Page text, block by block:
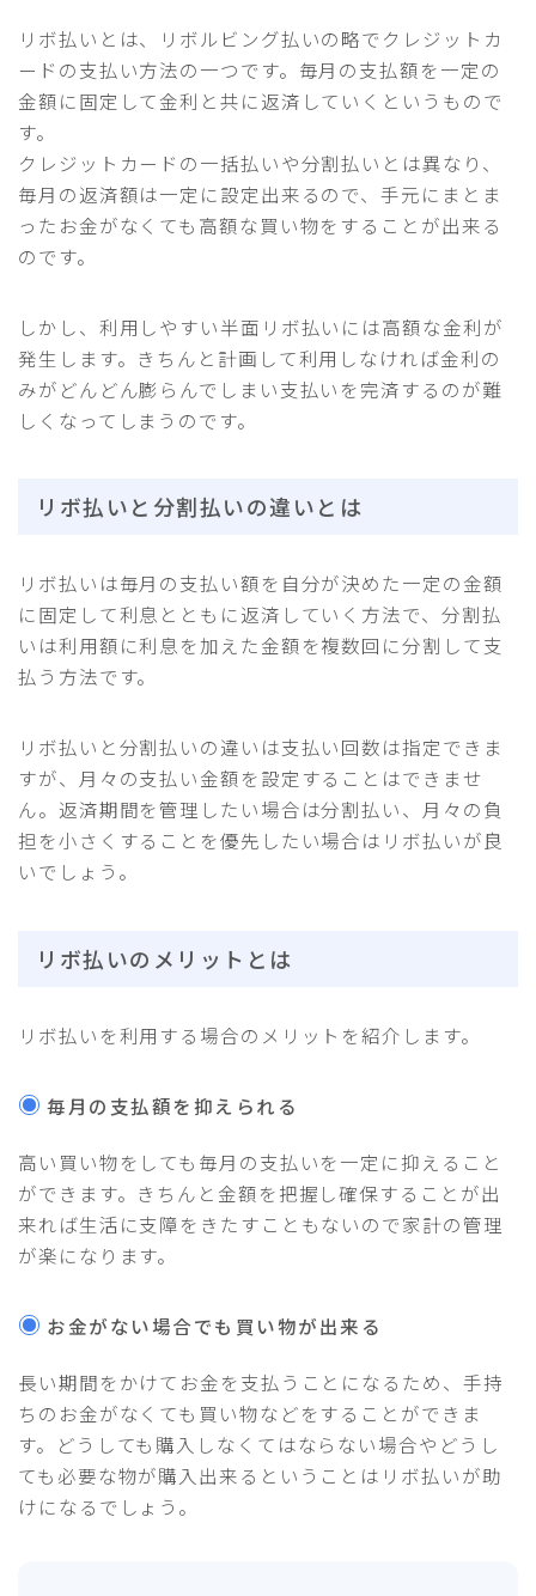
リボ払いとは、リボルビング払いの略でクレジットカ
ードの支払い方法の一つです。毎月の支払額を一定の
金額に固定して金利と共に返済していくというもので
す。
クレジットカードの一括払いや分割払いとは異なり、
毎月の返済額は一定に設定出来るので、手元にまとま
ったお金がなくても高額な買い物をすることが出来る
のです。
しかし、利用しやすい半面リボ払いには高額な金利が
発生します。きちんと計画して利用しなければ金利の
みがどんどん膨らんでしまい支払いを完済するのが難
しくなってしまうのです。
リボ払いと分割払いの違いとは
リボ払いは毎月の支払い額を自分が決めた一定の金額
に固定して利息とともに返済していく方法で、分割払
いは利用額に利息を加えた金額を複数回に分割して支
払う方法です。
リボ払いと分割払いの違いは支払い回数は指定できま
すが、月々の支払い金額を設定することはできませ
ん。返済期間を管理したい場合は分割払い、月々の負
担を小さくすることを優先したい場合はリボ払いが良
いでしょう。
リボ払いのメリットとは
リボ払いを利用する場合のメリットを紹介します。
毎月の支払額を抑えられる
高い買い物をしても毎月の支払いを一定に抑えること
ができます。きちんと金額を把握し確保することが出
来れば生活に支障をきたすこともないので家計の管理
が楽になります。
お金がない場合でも買い物が出来る
長い期間をかけてお金を支払うことになるため、手持
ちのお金がなくても買い物などをすることができま
す。どうしても購入しなくてはならない場合やどうし
ても必要な物が購入出来るということはリボ払いが助
けになるでしょう。